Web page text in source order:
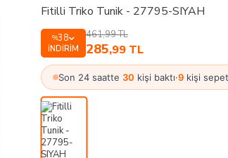
Fitilli Triko Tunik - 27795-SIYAH
%38
İNDIRIM
461,99TL
285,99 TL
Son 24 saatte 30 kişi baktı·9 kişi